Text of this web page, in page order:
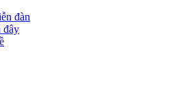
đàn
đây